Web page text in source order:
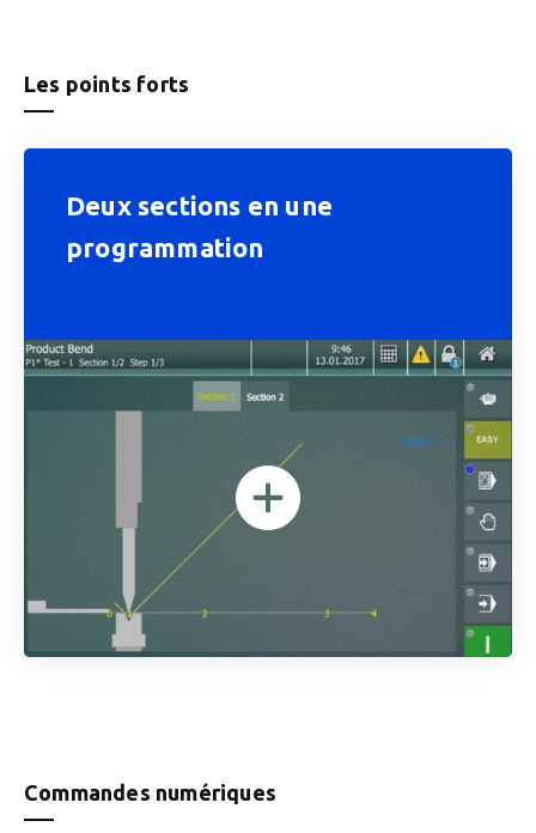
Les points forts
Deux sections en une
programmation
Commandes numériques